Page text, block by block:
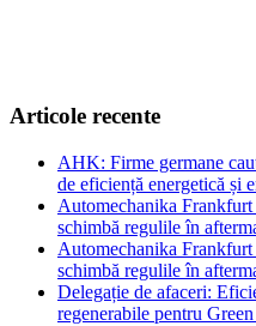
Articole recente
AHK: Firme germane
de eficiență energetică și
Automechanika
schimbă regulile în
Automechanika
schimbă regulile în
Delegație de afaceri:
regenerabile pentru